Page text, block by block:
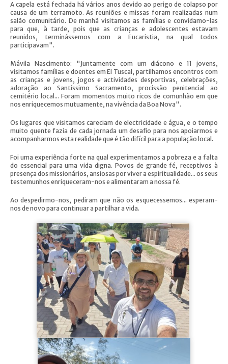
A capela está fechada há vários anos devido ao perigo de colapso por
causa de um terramoto. As reuniões e missas foram realizadas num
salão comunitário. De manhã visitamos as famílias e convidamo-las
para que, à tarde, pois que as crianças e adolescentes estavam
reunidos, terminássemos com a Eucaristia, na qual todos
participavam".
Mávila Nascimento: "Juntamente com um diácono e 11 jovens,
visitamos famílias e doentes em El Tuscal, partilhamos encontros com
as crianças e jovens, jogos e actividades desportivas, celebrações,
adoração ao Santíssimo Sacramento, procissão penitencial ao
cemitério local... Foram momentos muito ricos de comunhão em que
nos enriquecemos mutuamente, na vivência da Boa Nova".
Os lugares que visitamos careciam de electricidade e água, e o tempo
muito quente fazia de cada jornada um desafio para nos apoiarmos e
acompanharmos esta realidade que é tão difícil para a população local.
Foi uma experiência forte na qual experimentamos a pobreza e a falta
do essencial para uma vida digna. Povos de grande fé, receptivos à
presença dos missionários, ansiosas por viver a espiritualidade... os seus
testemunhos enriqueceram-nos e alimentaram a nossa fé.
Ao despedirmo-nos, pediram que não os esquecessemos... esperam-
nos de novo para continuar a partilhar a vida.